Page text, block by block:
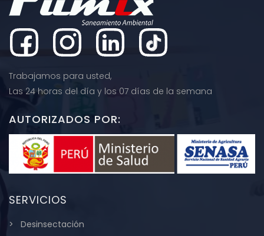
Trabajamos para usted,
Las 24 horas del día y los 07 días de la semana
AUTORIZADOS POR:
SERVICIOS
Desinsectación